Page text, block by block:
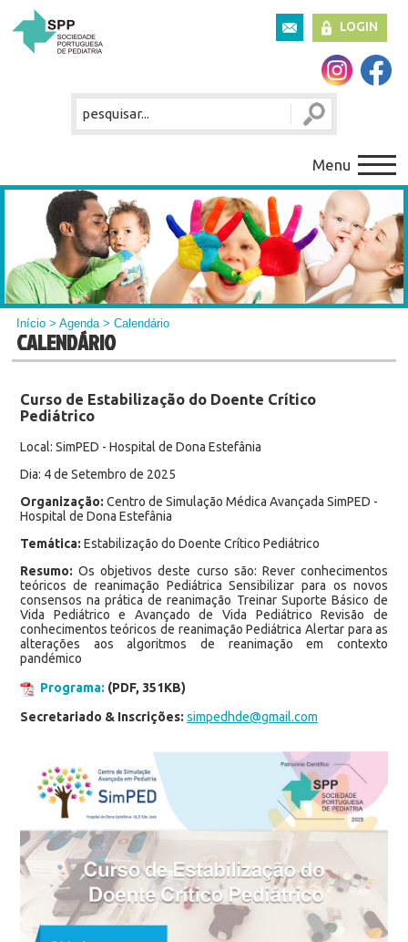
LOGIN
Menu
Início >Agenda> Calendário
CALENDÁRIO
Curso de Estabilização do Doente Crítico
Pediátrico
Local: SimPED - Hospital de Dona Estefânia
Dia: 4 de Setembro de 2025
Organização: Centro de Simulação Médica Avançada SimPED -
Hospital de Dona Estefânia
Temática: Estabilização do Doente Crítico Pediátrico
Resumo: Os objetivos deste curso são: Rever conhecimentos
teóricos de reanimação Pediátrica Sensibilizar para os novos
consensos na prática de reanimação Treinar Suporte Básico de
Vida Pediátrico e Avançado de Vida Pediátrico Revisão de
conhecimentos teóricos de reanimação Pediátrica Alertar para as
alterações aos algoritmos de reanimação em contexto
pandémico
Programa: (PDF, 351KB)
Secretariado & Inscrições: simpedhde@gmail.com